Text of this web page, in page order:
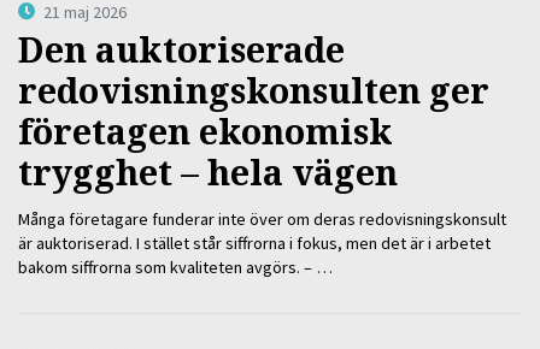
21 maj 2026
Den auktoriserade
redovisningskonsulten ger
företagen ekonomisk
trygghet – hela vägen
Många företagare funderar inte över om deras redovisningskonsult
är auktoriserad. I stället står siffrorna i fokus, men det är i arbetet
bakom siffrorna som kvaliteten avgörs. – …